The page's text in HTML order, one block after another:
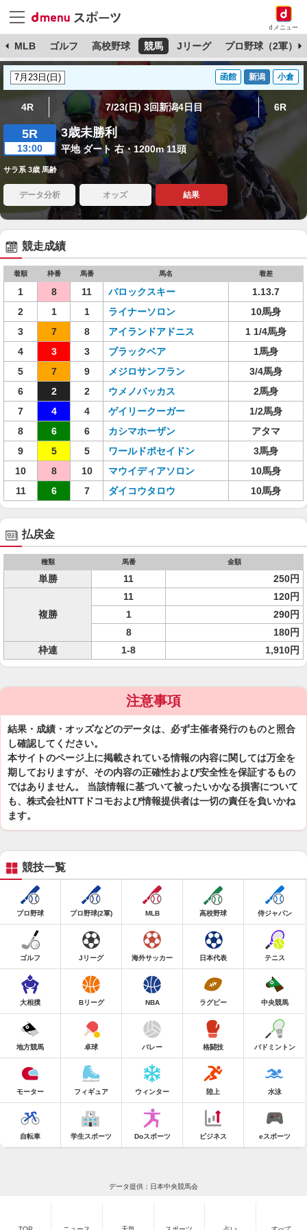
dメニュー
MLB ゴルフ 高校野球 競馬 Jリーグ プロ野球（2軍）
函館 新潟 小倉
4R 7/23(日) 3回新潟4日目 6R
5R
13:00
3歳未勝利
平地 ダート 右・1200m 11頭
サラ系 3歳 馬齢
データ分析 オッズ 結果
競走成績
着順 枠番 馬番 馬名 着差
1 8 11 バロックスキー
1.13.7
2
1 1 ライナーソロン
10馬身
3
7 8 アイランドアドニス
1 1/4馬身
4
3 3 ブラックベア
1馬身
5
7 9 メジロサンフラン
3/4馬身
6
2 2 ウメノバッカス
2馬身
7
4 4 ゲイリークーガー
1/2馬身
8
6 6 カシマホーザン
アタマ
9
5 5 ワールドポセイドン
3馬身
10
8 10 マウイディアソロン
10馬身
11
6 7 ダイコウタロウ 10馬身
払戻金
種類 馬番 金額
単勝 11 250円
複勝
11
120円
1
290円
8
180円
枠連
1-8 1,910円
注意事項
結果・成績・オッズなどのデータは、必ず主催者発行のものと照合
し確認してください。
本サイトのページ上に掲載されている情報の内容に関しては万全を
期しておりますが、その内容の正確性および安全性を保証するもの
ではありません。 当該情報に基づいて被ったいかなる損害について
も、株式会社NTTドコモおよび情報提供者は一切の責任を負いかね
ます。
競技一覧
プロ野球 プロ野球(2軍) MLB 高校野球 侍ジャパン
ゴルフ Jリーグ 海外サッカー 日本代表 テニス
大相撲 Bリーグ NBA ラグビー 中央競馬
地方競馬 卓球 バレー 格闘技 バドミントン
モーター フィギュア ウィンター 陸上 水泳
自転車 学生スポーツ Doスポーツ ビジネス eスポーツ
データ提供：日本中央競馬会